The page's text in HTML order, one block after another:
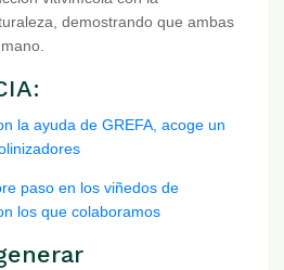
demostrando que ambas
la ayuda de GREFA, acoge un
paso en los viñedos de
los que colaboramos